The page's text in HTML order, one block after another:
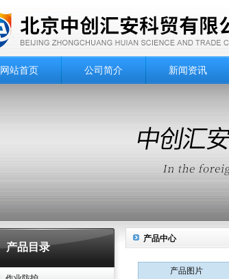
网站首页 公司简介 新闻资讯
产品目录
产品中心
产品图片